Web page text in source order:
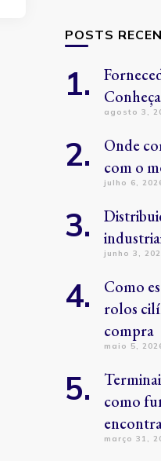
POSTS
agosto 3,
Onde
com o
julho 6,
junho 3,
Como
rolos
compra
maio 5,
como
março 31,